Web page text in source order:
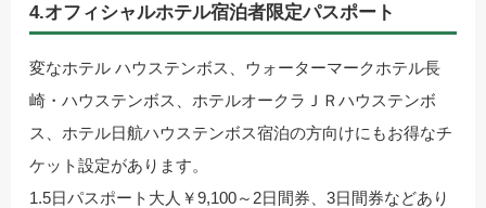
4.オフィシャルホテル宿泊者限定パスポート
変なホテル ハウステンボス、ウォーターマークホテル長
崎・ハウステンボス、ホテルオークラＪＲハウステンボ
ス、ホテル日航ハウステンボス宿泊の方向けにもお得なチ
ケット設定があります。
1.5日パスポート大人￥9,100～2日間券、3日間券などあり